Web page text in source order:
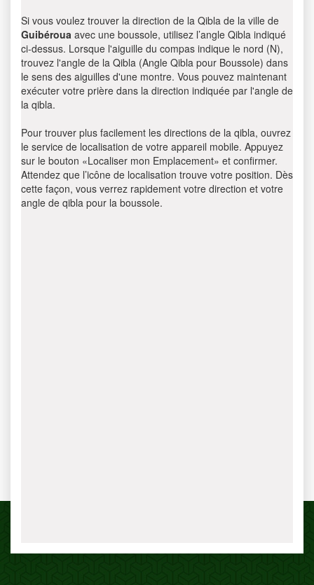
Si vous voulez trouver la direction de la Qibla de la ville de
Guibéroua avec une boussole, utilisez l’angle Qibla indiqué
ci-dessus. Lorsque l'aiguille du compas indique le nord (N),
trouvez l'angle de la Qibla (Angle Qibla pour Boussole) dans
le sens des aiguilles d'une montre. Vous pouvez maintenant
exécuter votre prière dans la direction indiquée par l'angle de
la qibla.
Pour trouver plus facilement les directions de la qibla, ouvrez
le service de localisation de votre appareil mobile. Appuyez
sur le bouton «Localiser mon Emplacement» et confirmer.
Attendez que l’icône de localisation trouve votre position. Dès
cette façon, vous verrez rapidement votre direction et votre
angle de qibla pour la boussole.